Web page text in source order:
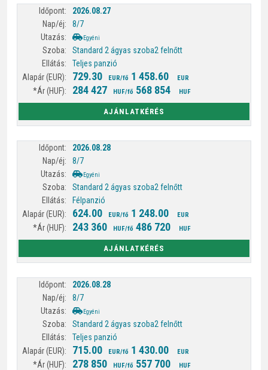
2026.08.27
8/7
Egyéni
Standard 2 ágyas szoba2 felnőtt
Teljes panzió
729.30 EUR/fő 1 458.60 EUR
284 427 HUF/fő 568 854 HUF
AJÁNLATKÉRÉS
2026.08.28
8/7
Egyéni
Standard 2 ágyas szoba2 felnőtt
Félpanzió
624.00 EUR/fő 1 248.00 EUR
243 360 HUF/fő 486 720 HUF
AJÁNLATKÉRÉS
2026.08.28
8/7
Egyéni
Standard 2 ágyas szoba2 felnőtt
Teljes panzió
715.00 EUR/fő 1 430.00 EUR
278 850 HUF/fő 557 700 HUF